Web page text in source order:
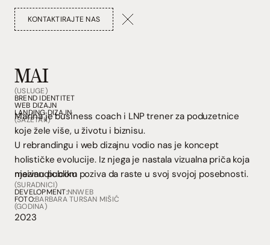
KONTAKTIRAJTE NAS
MAI
(USLUGE)
BREND IDENTITET
WEB DIZAJN
LANDING DIZAJN
(SAŽETAK)
Marina je business coach i LNP trener za poduzetnice
koje žele više, u životu i biznisu.
U rebrandingu i web dizajnu vodio nas je koncept
holističke evolucije. Iz njega je nastala vizualna priča koja
njezinu publiku poziva da raste u svoj svojoj posebnosti.
maivandic.com
(SURADNICI)
DEVELOPMENT:NNWEB
FOTO:BARBARA TURSAN MIŠIĆ
(GODINA)
2023